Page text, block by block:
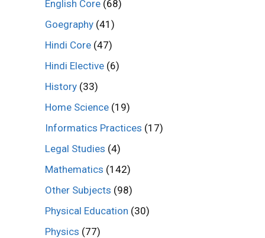
English Core (68)
Goegraphy (41)
Hindi Core (47)
Hindi Elective (6)
History (33)
Home Science (19)
Informatics Practices (17)
Legal Studies (4)
Mathematics (142)
Other Subjects (98)
Physical Education (30)
Physics (77)